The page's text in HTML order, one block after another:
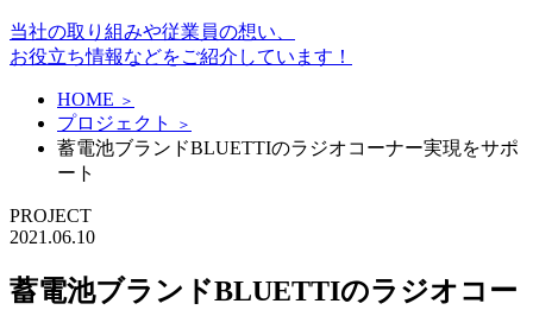
当社の取り組みや従業員の想い、
お役立ち情報などをご紹介しています！
HOME ＞
プロジェクト ＞
蓄電池ブランドBLUETTIのラジオコーナー実現をサポ
ート
PROJECT
2021.06.10
蓄電池ブランドBLUETTIのラジオコー